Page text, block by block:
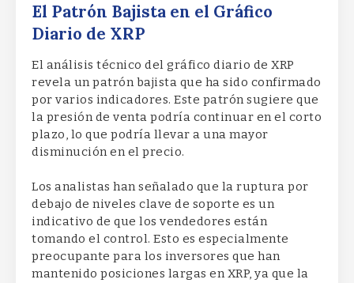
El Patrón Bajista en el Gráfico
Diario de XRP
El análisis técnico del gráfico diario de XRP
revela un patrón bajista que ha sido confirmado
por varios indicadores. Este patrón sugiere que
la presión de venta podría continuar en el corto
plazo, lo que podría llevar a una mayor
disminución en el precio.
Los analistas han señalado que la ruptura por
debajo de niveles clave de soporte es un
indicativo de que los vendedores están
tomando el control. Esto es especialmente
preocupante para los inversores que han
mantenido posiciones largas en XRP, ya que la